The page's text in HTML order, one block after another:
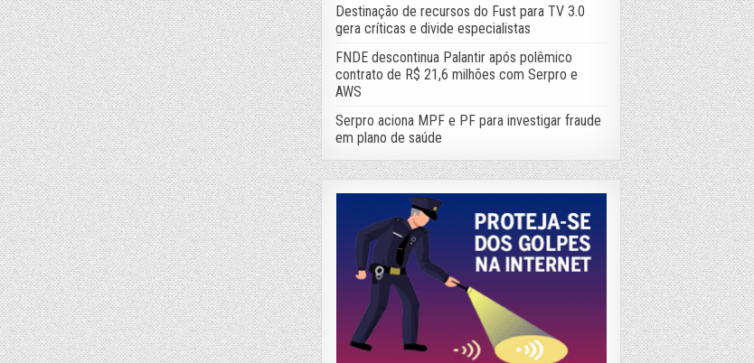
Destinação de recursos do Fust para TV 3.0
gera críticas e divide especialistas
FNDE descontinua Palantir após polêmico
contrato de R$ 21,6 milhões com Serpro e
AWS
Serpro aciona MPF e PF para investigar fraude
em plano de saúde